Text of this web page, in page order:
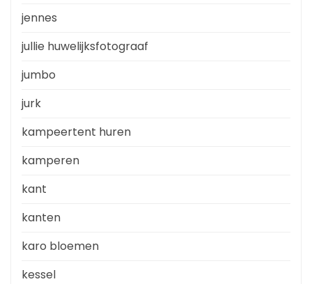
jennes
jullie huwelijksfotograaf
jumbo
jurk
kampeertent huren
kamperen
kant
kanten
karo bloemen
kessel